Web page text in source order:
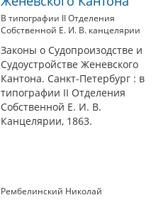
В типографии II Отделения
Собственной Е. И. В. канцелярии
Законы о Судопроизодстве и
Судоустройстве Женевского
Кантона. Санкт-Петербург : в
типографии II Отделения
Собственной Е. И. В.
Канцелярии, 1863.
Рембелинский Николай